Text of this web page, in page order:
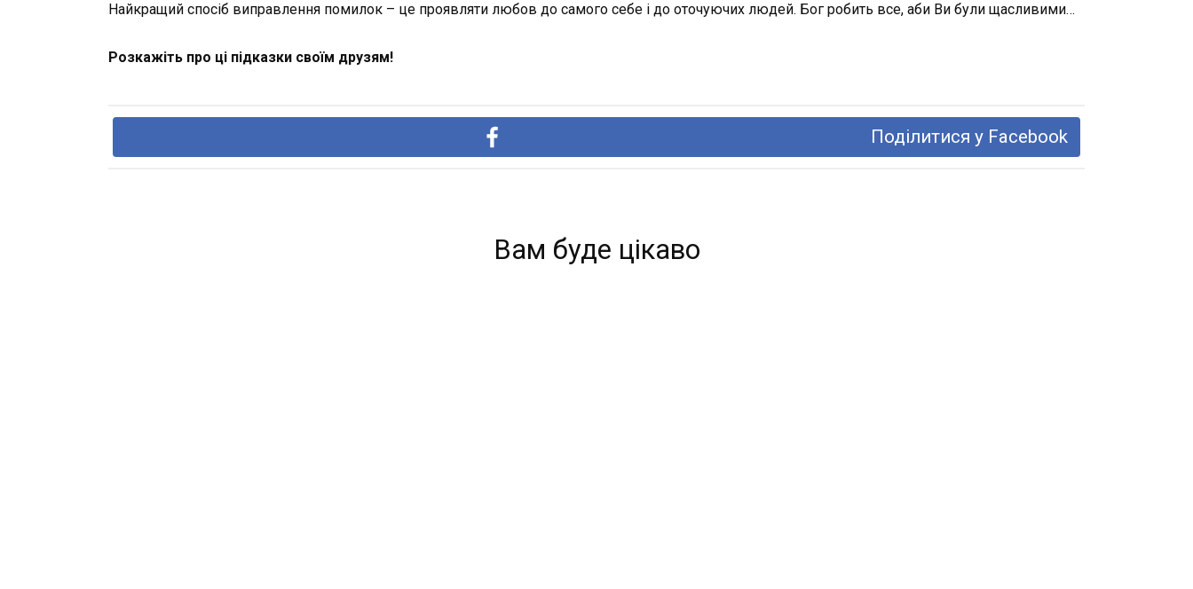
Найкращий спосіб виправлення помилок – це проявляти любов до самого себе і до оточуючих людей. Бог робить все, аби Ви були щасливими…
Розкажіть про ці підказки своїм друзям!
Поділитися у Facebook
Вам буде цікаво